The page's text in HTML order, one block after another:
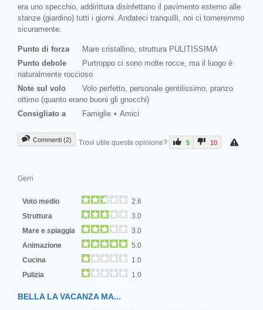
era uno specchio, addirittura disinfettano il pavimento esterno alle
stanze (giardino) tutti i giorni. Andateci tranquilli, noi ci torneremmo
sicuramente.
Punto di forza
Mare cristallino, struttura PULITISSIMA
Punto debole
Purtroppo ci sono molte rocce, ma il luogo è
naturalmente roccioso
Note sul volo
Volo perfetto, personale gentilissimo, pranzo
ottimo (quanto erano buoni gli gnocchi)
Consigliato a
Famiglie Amici
Commenti (2) Trovi utile questa opinione? 5 10
Gerri
Voto medio
2.6
Struttura
3.0
Mare e spiaggia
3.0
Animazione
5.0
Cucina
1.0
Pulizia
1.0
BELLA LA VACANZA MA...